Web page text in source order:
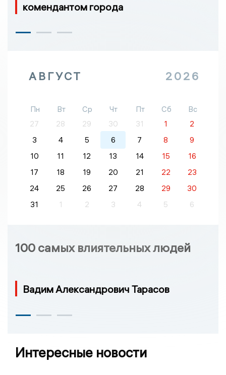
комендантом города
АВГУСТ 2026
Пн Вт Ср Чт Пт Сб
Вс
27
28 29 30 31 1
2
3
4 5 6 7 8
9
10
11 12 13 14 15
16
17
18 19 20 21 22
23
24
25 26 27 28 29
30
31
1 2 3 4 5 6
100 самых влиятельных людей
Вадим Александрович Тарасов
Интересные новости